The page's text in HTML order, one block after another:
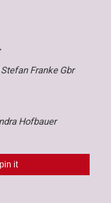
Franke Gbr
Hofbauer
pin it